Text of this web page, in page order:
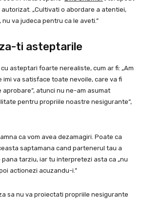
„Cultivati o abordare a atentiei,
va judeca pentru ca le aveti.”
ti asteptarile
asteptari foarte nerealiste, cum ar fi: „Am
va satisface toate nevoile, care va fi
atunci nu ne-am asumat
pentru propriile noastre nesigurante”,
ca vom avea dezamagiri. Poate ca
saptamana cand partenerul tau a
tarziu, iar tu interpretezi asta ca „nu
actionezi acuzandu-i.”
sa nu va proiectati propriile nesigurante